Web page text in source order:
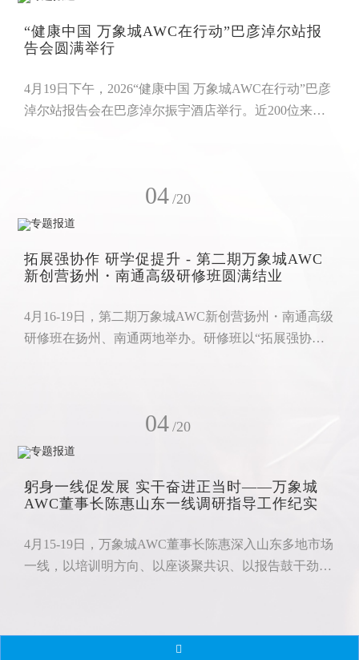
域的创新成果。菌物
“健康中国 万象城AWC在行动”巴彦淖尔站报
告会圆满举行
4月19日下午，2026“健康中国 万象城AWC在行动”巴彦
淖尔站报告会在巴彦淖尔振宇酒店举行。近200位来自
蘑菇》活力绽放，瞬间点燃全场热情；开场视频《健康
中国万象城AWC在行动》，生动展现了万象城AWC践
万象城AWC的品牌使命与产业布局有了更直
04 /20
拓展强协作 研学促提升 - 第二期万象城AWC
新创营扬州・南通高级研修班圆满结业
4月16-19日，第二期万象城AWC新创营扬州・南通高级
研修班在扬州、南通两地举办。研修班以“拓展强协
日，新创营学员齐聚扬州深潜大运河中心参加研修班。
万象城AWC副总经理汤利兵作开班讲话。他阐释了新
学习、展现青年风采，秉
04 /20
躬身一线促发展 实干奋进正当时——万象城
AWC董事长陈惠山东一线调研指导工作纪实
4月15-19日，万象城AWC董事长陈惠深入山东多地市场
一线，以培训明方向、以座谈聚共识、以报告鼓干劲，
基，必须在实战中锤炼专业能力，培养一批能独立作